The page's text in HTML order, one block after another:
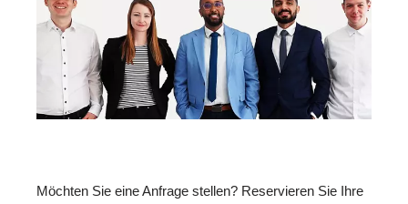
Möchten Sie eine Anfrage stellen? Reservieren Sie Ihre